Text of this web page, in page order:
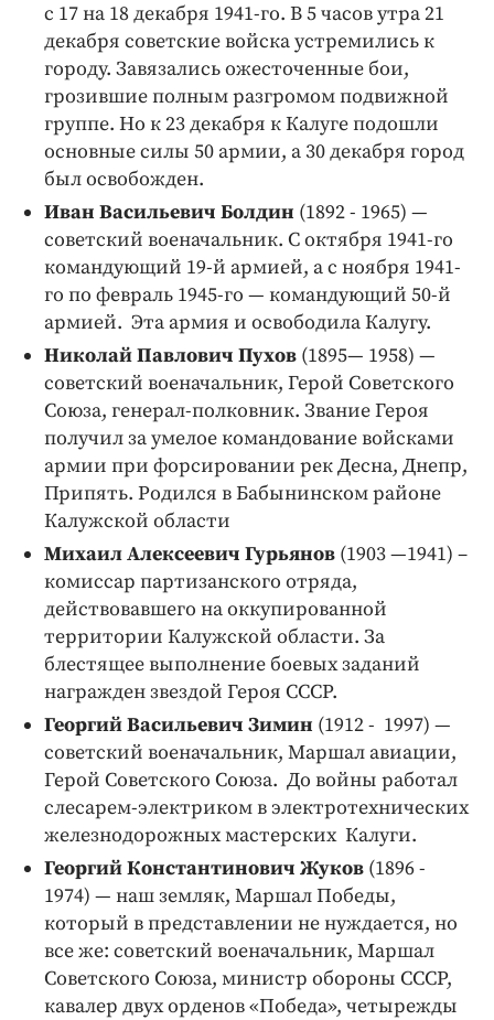
с 17 на 18 декабря 1941-го. В 5 часов утра 21
декабря советские войска устремились к
городу. Завязались ожесточенные бои,
грозившие полным разгромом подвижной
группе. Но к 23 декабря к Калуге подошли
основные силы 50 армии, а 30 декабря город
был освобожден.
Иван Васильевич Болдин (1892 - 1965) —
советский военачальник. С октября 1941-го
командующий 19-й армией, а с ноября 1941-
го по февраль 1945-го — командующий 50-й
армией. Эта армия и освободила Калугу.
Николай Павлович Пухов (1895— 1958) —
советский военачальник, Герой Советского
Союза, генерал-полковник. Звание Героя
получил за умелое командование войсками
армии при форсировании рек Десна, Днепр,
Припять. Родился в Бабынинском районе
Калужской области
Михаил Алексеевич Гурьянов (1903 —1941) –
комиссар партизанского отряда,
действовавшего на оккупированной
территории Калужской области. За
блестящее выполнение боевых заданий
награжден звездой Героя СССР.
Георгий Васильевич Зимин (1912 - 1997) —
советский военачальник, Маршал авиации,
Герой Советского Союза. До войны работал
слесарем-электриком в электротехнических
железнодорожных мастерских Калуги.
Георгий Константинович Жуков (1896 -
1974) — наш земляк, Маршал Победы,
который в представлении не нуждается, но
все же: советский военачальник, Маршал
Советского Союза, министр обороны СССР,
кавалер двух орденов «Победа», четырежды